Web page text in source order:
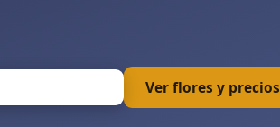
Ver flores y precios